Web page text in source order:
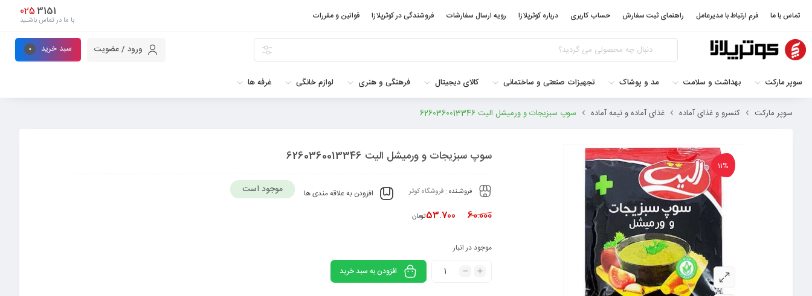
تماس با ما فرم ارتباط با مدیرعامل راهنمای ثبت سفارش حساب کاربری درباره کوثرپلازا رویه ارسال سفارشات فروشندگی در کوثرپلازا قوانین و مقررات 3151
025
با ما در تماس باشـید
ورود / عضویت سبد خرید 0
سوپر مارکت بهداشت و سلامت مد و پوشاک تجهیزات صنعتی و ساختمانی کالای دیجیتال فرهنگی و هنری لوازم خانگی غرفه ها
سوپر مارکت کنسرو و غذای آماده غذای آماده و نیمه آماده سوپ سبزیجات و ورمیشل الیت 6260360013346
11%
سوپ سبزیجات و ورمیشل الیت 6260360013346
فروشـنده : فروشگاه کوثر افزودن به علاقه مندی ها موجود است
60.000
53.700تومان
موجود در انبار
افزودن به سبد خرید